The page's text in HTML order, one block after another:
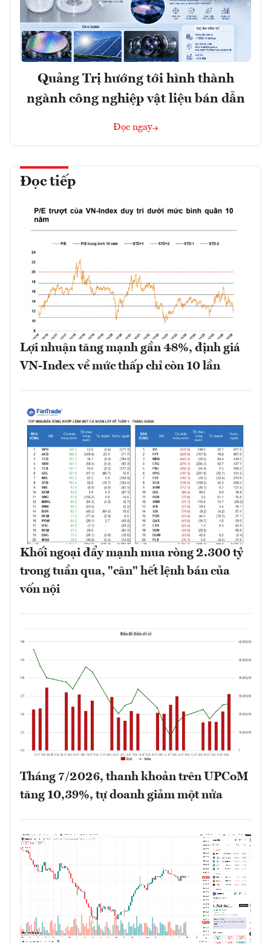
Quảng Trị hướng tới hình thành
ngành công nghiệp vật liệu bán dẫn
Đọc ngay
Đọc tiếp
Lợi nhuận tăng mạnh gần 48%, định giá
VN-Index về mức thấp chỉ còn 10 lần
Khối ngoại đẩy mạnh mua ròng 2.300 tỷ
trong tuần qua, "cân" hết lệnh bán của
vốn nội
Tháng 7/2026, thanh khoản trên UPCoM
tăng 10,39%, tự doanh giảm một nửa